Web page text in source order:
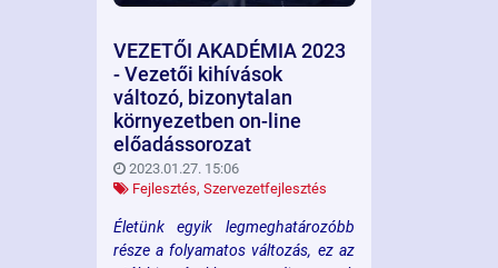
VEZETŐI AKADÉMIA 2023
- Vezetői kihívások
változó, bizonytalan
környezetben on-line
előadássorozat
2023.01.27. 15:06
Fejlesztés, Szervezetfejlesztés
Életünk egyik legmeghatározóbb
része a folyamatos változás, ez az